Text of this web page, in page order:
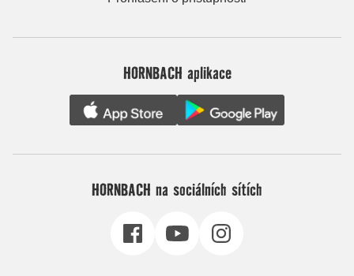
HORNBACH aplikace
HORNBACH na sociálních sítích